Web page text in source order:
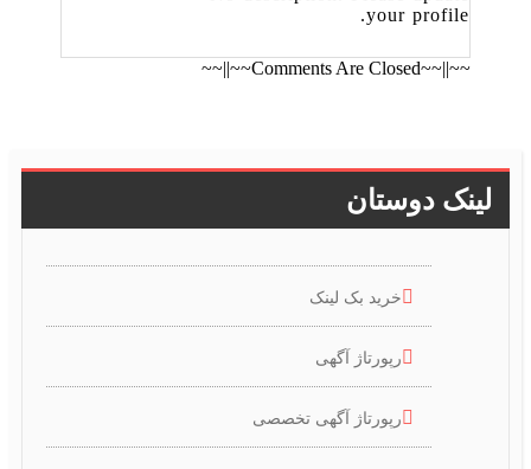
your profile.
~~||~~Comments Are Closed~~||~~
لینک دوستان
خرید بک لینک
رپورتاژ آگهی
رپورتاژ آگهی تخصصی